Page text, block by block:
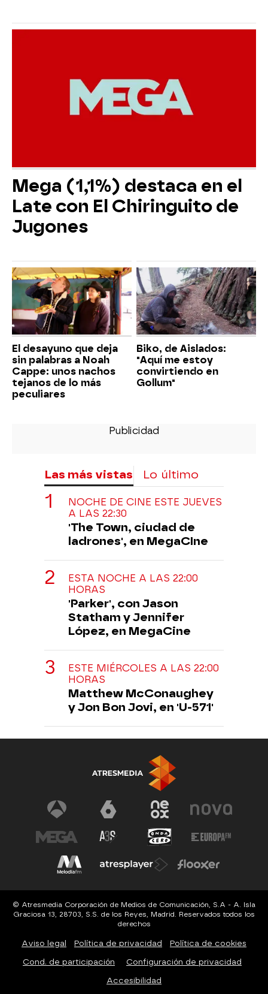
Mega (1,1%) destaca en el
Late con El Chiringuito de
Jugones
El desayuno que deja
sin palabras a Noah
Cappe: unos nachos
tejanos de lo más
peculiares
Biko, de Aislados:
"Aquí me estoy
convirtiendo en
Gollum"
Las más vistas Lo último
NOCHE DE CINE ESTE JUEVES
A LAS 22:30
'The Town, ciudad de
ladrones', en MegaCIne
ESTA NOCHE A LAS 22:00
HORAS
'Parker', con Jason
Statham y Jennifer
López, en MegaCine
ESTE MIÉRCOLES A LAS 22:00
HORAS
Matthew McConaughey
y Jon Bon Jovi, en 'U-571'
© Atresmedia Corporación de Medios de Comunicación, S.A - A. Isla
Graciosa 13, 28703, S.S. de los Reyes, Madrid. Reservados todos los
derechos
Aviso legal Política de privacidad Política de cookies
Cond. de participación Configuración de privacidad
Accesibilidad